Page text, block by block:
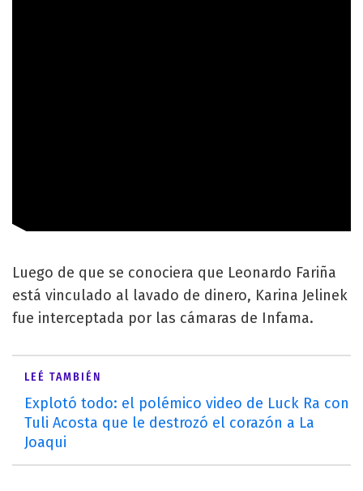
Luego de que se conociera que Leonardo Fariña
está vinculado al lavado de dinero, Karina Jelinek
fue interceptada por las cámaras de Infama.
LEÉ TAMBIÉN
Explotó todo: el polémico video de Luck Ra con
Tuli Acosta que le destrozó el corazón a La
Joaqui